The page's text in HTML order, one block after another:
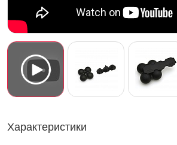
Характеристики